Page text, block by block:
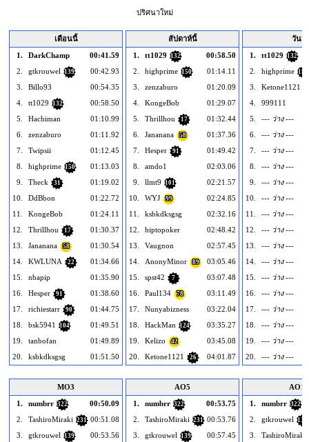
ปริศนาใหม่
เดือนนี้
1.
DarkChamp
00:41.59
2.
gtkrouwel 139
00:42.93
3.
Billo93
00:54.35
4.
tt1029 132
00:58.50
5.
Hachiman
01:10.99
6.
zenzaburo
01:11.92
7.
Twipsii
01:12.45
8.
highprime 150
01:13.03
9.
Theck 31
01:19.02
10.
DdBbon
01:22.72
11.
KongeBob
01:24.11
12.
Thrillhou 17
01:30.37
13.
Jananana 58
01:30.54
14.
KWLUNA 22
01:34.66
15.
nbapip
01:35.90
16.
Hesper 91
01:38.60
17.
richiestarr 90
01:44.75
18.
bsk5941 104
01:49.51
19.
tanbofan
01:49.89
20.
ksbkdksgsg 01:51.50
สัปดาห์นี้
1.
tt1029 132
00:58.50
2.
highprime 150
01:14.11
3.
zenzaburo
01:20.09
4.
KongeBob
01:29.07
5.
Thrillhou 17
01:32.44
6.
Jananana 58
01:37.36
7.
Hesper 91
01:49.42
8.
amdo1
02:03.06
9.
llmt9 101
02:21.57
10.
WYJ 99
02:24.85
11.
ksbkdksgsg
02:32.16
12.
hiptopoker
02:48.42
13.
Vaugnon
02:57.45
14.
AnonyMinor 89
03:05.46
15.
spst42 7
03:07.48
16.
Paul134 78
03:11.49
17.
Nunyabizness
03:22.04
18.
HackMan 124
03:35.27
19.
Kelizo 42
03:45.08
20.
Ketone1121 26 04:01.87
วันนี้
1.
tt1029 132
2. highprime 150
3. Ketone1121
4.
999111
5.
--- ว่าง ---
6.
--- ว่าง ---
7.
--- ว่าง ---
8.
--- ว่าง ---
9.
--- ว่าง ---
10.
--- ว่าง ---
11.
--- ว่าง ---
12.
--- ว่าง ---
13.
--- ว่าง ---
14.
--- ว่าง ---
15.
--- ว่าง ---
16.
--- ว่าง ---
17.
--- ว่าง ---
18.
--- ว่าง ---
19.
--- ว่าง ---
20.
--- ว่าง ---
MO3
1.
numbrr 322
00:50.09
2.
TashiroMiraki 231 00:51.08
3.
gtkrouwel 139
00:53.56
AO5
1.
numbrr 322
00:53.75
2.
TashiroMiraki 231 00:53.76
3.
gtkrouwel 139
00:57.45
AO12
1.
numbrr 322
2. gtkrouwel 139
3.
TashiroMiraki